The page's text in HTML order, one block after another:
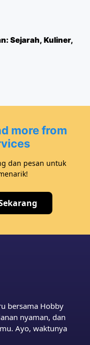
Sejarah, Kuliner,
more from
dan pesan untuk
bersama Hobby
nyaman, dan
Ayo, waktunya